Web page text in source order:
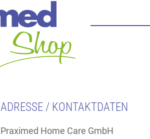
ADRESSE / KONTAKTDATEN
Praximed Home Care GmbH